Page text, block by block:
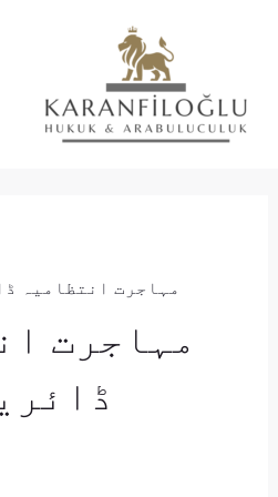
مہاجرت انتظامیہ
مہاجرت